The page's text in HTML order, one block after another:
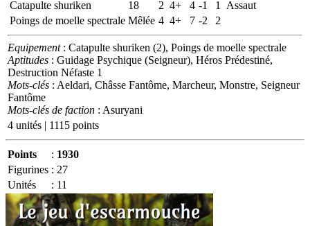
Catapulte shuriken
18 2 4+ 4 -1 1
Assaut
Poings de moelle spectrale Mêlée 4 4+ 7 -2 2
Equipement: Catapulte shuriken (2), Poings de moelle spectrale
Aptitudes : Guidage Psychique (Seigneur), Héros Prédestiné,
Destruction Néfaste 1
Mots-clés : Aeldari, Châsse Fantôme, Marcheur, Monstre, Seigneur
Fantôme
Mots-clés de faction : Asuryani
4 unités | 1115 points
Points : 1930
Figurines : 27
Unités
: 11